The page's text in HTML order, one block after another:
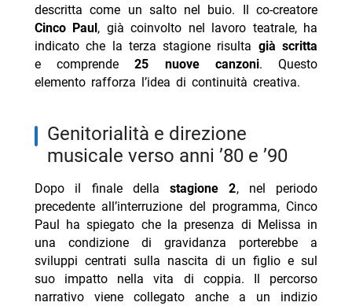
descritta come un salto nel buio. Il co-creatore
Cinco Paul, già coinvolto nel lavoro teatrale, ha
indicato che la terza stagione risulta già scritta
e comprende25 nuove canzoni. Questo
elemento rafforza l’idea di continuità creativa.
genitorialità e direzione
musicale verso anni ’80 e ’90
Dopo il finale dellastagione 2, nel periodo
precedente all’interruzione del programma, Cinco
Paul ha spiegato che la presenza di Melissa in
una condizione di gravidanza porterebbe a
sviluppi centrati sulla nascita di un figlio e sul
suo impatto nella vita di coppia. Il percorso
narrativo viene collegato anche a un indizio